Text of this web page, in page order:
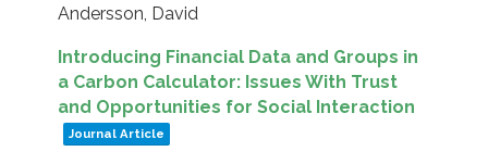
Andersson, David
Introducing Financial Data and Groups in
a Carbon Calculator: Issues With Trust
and Opportunities for Social Interaction
Journal Article